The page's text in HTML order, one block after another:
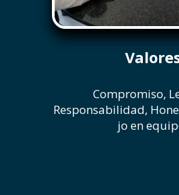
Compromiso,
Responsabilidad,
jo en